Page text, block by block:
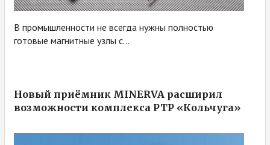
В промышленности не всегда нужны полностью
готовые магнитные узлы с...
Новый приёмник MINERVA расширил
возможности комплекса РТР «Кольчуга»